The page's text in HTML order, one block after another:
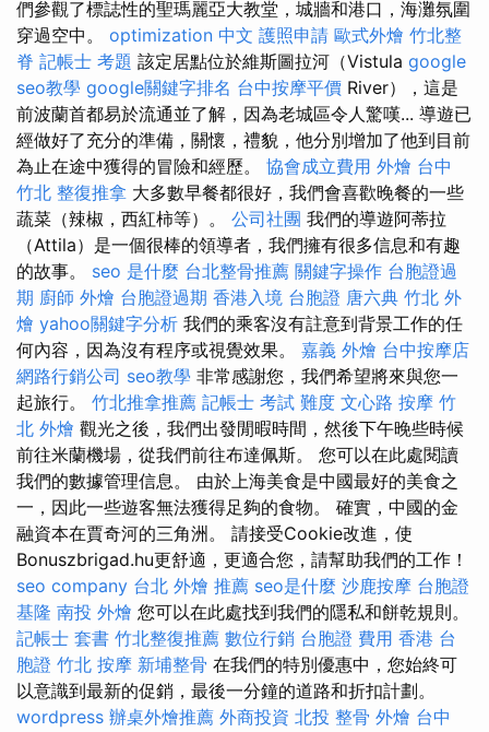
們參觀了標誌性的聖瑪麗亞大教堂，城牆和港口，海灘氛圍
穿過空中。 optimization 中文 護照申請 歐式外燴 竹北整
脊 記帳士 考題 該定居點位於維斯圖拉河（Vistula google
seo教學 google關鍵字排名 台中按摩平價 River），這是
前波蘭首都易於流通並了解，因為老城區令人驚嘆... 導遊已
經做好了充分的準備，關懷，禮貌，他分別增加了他到目前
為止在途中獲得的冒險和經歷。 協會成立費用 外燴 台中
竹北 整復推拿 大多數早餐都很好，我們會喜歡晚餐的一些
蔬菜（辣椒，西紅柿等）。 公司社團 我們的導遊阿蒂拉
（Attila）是一個很棒的領導者，我們擁有很多信息和有趣
的故事。 seo 是什麼 台北整骨推薦 關鍵字操作 台胞證過
期 廚師 外燴 台胞證過期 香港入境 台胞證 唐六典 竹北 外
燴 yahoo關鍵字分析 我們的乘客沒有註意到背景工作的任
何內容，因為沒有程序或視覺效果。 嘉義 外燴 台中按摩店
網路行銷公司 seo教學 非常感謝您，我們希望將來與您一
起旅行。 竹北推拿推薦 記帳士 考試 難度 文心路 按摩 竹
北 外燴 觀光之後，我們出發閒暇時間，然後下午晚些時候
前往米蘭機場，從我們前往布達佩斯。 您可以在此處閱讀
我們的數據管理信息。 由於上海美食是中國最好的美食之
一，因此一些遊客無法獲得足夠的食物。 確實，中國的金
融資本在賈奇河的三角洲。 請接受Cookie改進，使
Bonuszbrigad.hu更舒適，更適合您，請幫助我們的工作！
seo company 台北 外燴 推薦 seo是什麼 沙鹿按摩 台胞證
基隆 南投 外燴 您可以在此處找到我們的隱私和餅乾規則。
記帳士 套書 竹北整復推薦 數位行銷 台胞證 費用 香港 台
胞證 竹北 按摩 新埔整骨 在我們的特別優惠中，您始終可
以意識到最新的促銷，最後一分鐘的道路和折扣計劃。
wordpress 辦桌外燴推薦 外商投資 北投 整骨 外燴 台中